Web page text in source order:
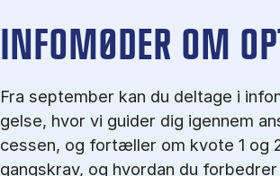
IN­FO­MØ­DER OM
Fra september kan du del­tage i
gel­se, hvor vi gu­i­der dig igen­nem
ces­sen, og for­tæl­ler om kvo­te 1 og
gangs­krav, og hvordan du